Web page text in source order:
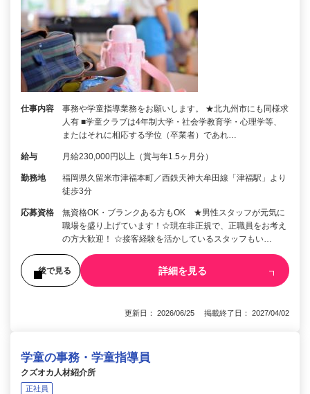
仕事内容
事務や学童指導業務をお願いします。 ★北九州市にも同様求
人有 ■学童クラブは4年制大学・社会学教育学・心理学等、
またはそれに相応する学位（卒業者）であれ…
給与 月給230,000円以上（賞与年1.5ヶ月分）
勤務地
福岡県久留米市津福本町／西鉄天神大牟田線「津福駅」より
徒歩3分
応募資格
無資格OK・ブランクある方もOK ★男性スタッフが元気に
職場を盛り上げています！☆現在非正規で、正職員をお考え
の方大歓迎！ ☆接客経験を活かしているスタッフもい…
後で見る 詳細を見る
更新日： 2026/06/25 掲載終了日： 2027/04/02
学童の事務・学童指導員
クズオカ人材紹介所
正社員